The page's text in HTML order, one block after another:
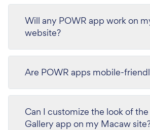
Will any POWR app work on
website?
Are POWR apps mobile-
Can I customize the look of the
Gallery app on my Macaw